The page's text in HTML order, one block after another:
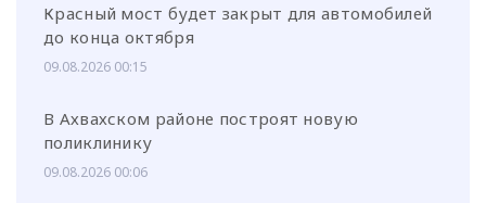
Красный мост будет закрыт для автомобилей
до конца октября
09.08.2026 00:15
В Ахвахском районе построят новую
поликлинику
09.08.2026 00:06